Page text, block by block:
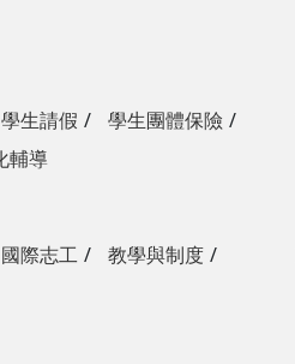
學生請假
學生團體保險
輔導
國際志工
教學與制度